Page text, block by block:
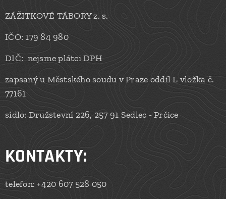
ZÁŽITKOVÉ TÁBORY z. s.
IČO: 179 84 980
DIČ: nejsme plátci DPH
zapsaný u Městského soudu v Praze oddíl L vložka č.
77161
sídlo: Družstevní 226, 257 91 Sedlec - Prčice
KONTAKTY:
telefon: +420 607 528 050